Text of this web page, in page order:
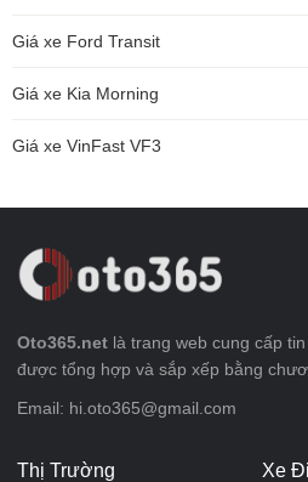
Giá xe Ford Transit
Giá xe Kia Morning
Giá xe VinFast VF3
Oto365.net là trang web cung cấp
được tổng hợp và sắp xếp bằng
Email: hi.oto365@gmail.com
Thị Trường Xe